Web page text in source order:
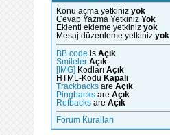
Konu açma yetkiniz yok
Cevap Yazma Yetkiniz Yok
Eklenti ekleme yetkiniz yok
Mesaj düzenleme yetkiniz yok
BB code is Açık
Smileler Açık
[IMG] Kodları Açık
HTML-Kodu Kapalı
Trackbacks are Açık
Pingbacks are Açık
Refbacks are Açık
Forum Kuralları